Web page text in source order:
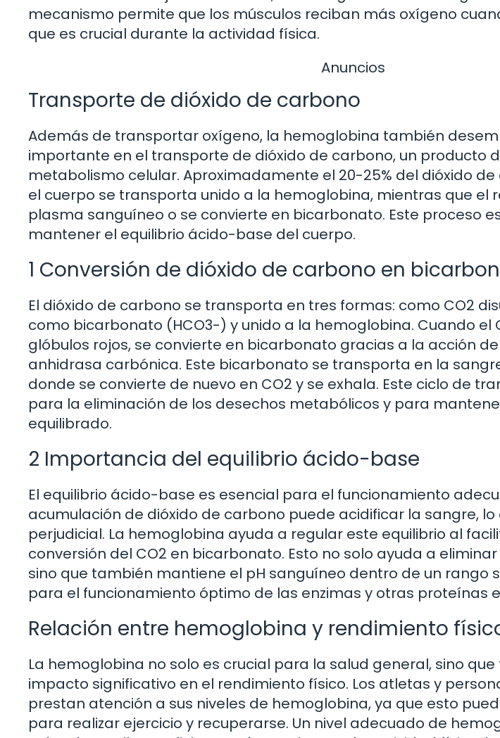
mecanismo permite que los músculos reciban más oxígeno
que es crucial durante la actividad física.
Anuncios
Transporte de dióxido de carbono
Además de transportar oxígeno, la hemoglobina también
importante en el transporte de dióxido de carbono, un producto
metabolismo celular. Aproximadamente el 20-25% del dióxido
el cuerpo se transporta unido a la hemoglobina, mientras que el
plasma sanguíneo o se convierte en bicarbonato. Este proceso
mantener el equilibrio ácido-base del cuerpo.
1 Conversión de dióxido de carbono en
El dióxido de carbono se transporta en tres formas: como CO2
como bicarbonato (HCO3-) y unido a la hemoglobina. Cuando el
glóbulos rojos, se convierte en bicarbonato gracias a la acción
anhidrasa carbónica. Este bicarbonato se transporta en la
donde se convierte de nuevo en CO2 y se exhala. Este ciclo de
para la eliminación de los desechos metabólicos y para
equilibrado.
2 Importancia del equilibrio ácido-base
El equilibrio ácido-base es esencial para el funcionamiento
acumulación de dióxido de carbono puede acidificar la sangre,
perjudicial. La hemoglobina ayuda a regular este equilibrio al
conversión del CO2 en bicarbonato. Esto no solo ayuda a
sino que también mantiene el pH sanguíneo dentro de un rango
para el funcionamiento óptimo de las enzimas y otras proteínas
Relación entre hemoglobina y rendimiento
La hemoglobina no solo es crucial para la salud general, sino
impacto significativo en el rendimiento físico. Los atletas y
prestan atención a sus niveles de hemoglobina, ya que esto
para realizar ejercicio y recuperarse. Un nivel adecuado de